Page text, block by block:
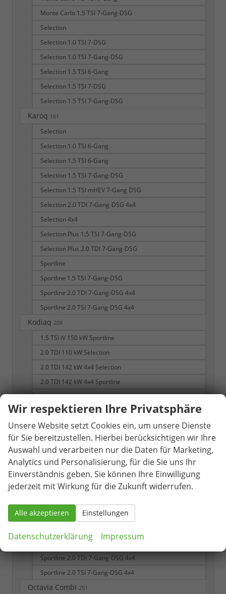
Monte Carlo 1.5 TSI 7-Gang-DSG
Selection
Selection 1.0 TSI 7-DSG
Selection 1.0 TSI 7-Gang-DSG
Selection 1.5 TSI 6-Gang
Selection 1.5 TSI 7-DSG
Selection 1.5 TSI 7-Gang-DSG
Karoq 161
Selection
Selection 1.0 TSI 6-Gang
Selection 1.5 TSI 6-Gang
Selection 1.5 TSI 7-Gang-DSG
Selection 1.5 TSI mHEV 7-Gang DSG
Selection 2.0 TDI 7-Gang-DSG 4x4
Selection 4x4
Selection Plus 1.5 TSI 7-Gang-DSG
Selection Plus 2.0 TDI 7-Gang-DSG
Sportline
Sportline 1.5 TSI 7-Gang-DSG
Sportline 2.0 TDI 7-Gang-DSG 4x4
Sportline 2.0 TSI 7-Gang-DSG 4x4
Kodiaq 208
1.5 TSI iV 150 kW Sportline
2.0 TDI 110 kW Selection
2.0 TDI 142 kW 4x4 Selection
2.0 TDI 142 kW 4x4 Sportline
2.0 TSI 195 kW 4x4 RS
RS 2.0 TSI 7-Gang DSG 4x4
Selection
Selection 1.5 TSI 7-Gang-DSG
Selection 1.5 TSI mHEV 7-Gang DSG
Sportline
Sportline 1.5 TSI
Sportline 1.5 TSI iV 6-Gang-DSG
Sportline 2.0 TDI 7-Gang-DSG
Sportline 2.0 TDI 7-Gang-DSG 4x4
Sportline 2.0 TSI 7-Gang-DSG 4x4
Octavia Combi 251
Wir respektieren Ihre Privatsphäre
Unsere Website setzt Cookies ein, um unsere Dienste
für Sie bereitzustellen. Hierbei berücksichtigen wir Ihre
Auswahl und verarbeiten nur die Daten für Marketing,
Analytics und Personalisierung, für die Sie uns Ihr
Einverständnis geben. Sie können Ihre Einwilligung
jederzeit mit Wirkung für die Zukunft widerrufen.
Alle akzeptieren Einstellungen
Datenschutzerklärung Impressum